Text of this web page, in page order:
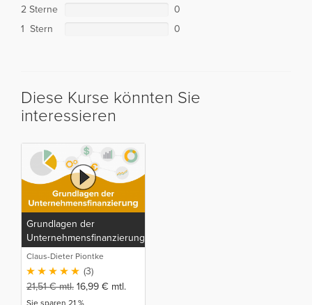
2 Sterne
0
1 Stern
0
Diese Kurse könnten Sie
interessieren
Grundlagen der
Unternehmensfinanzierung
Claus-Dieter Piontke
(3)
21,51€mtl. 16,99 € mtl.